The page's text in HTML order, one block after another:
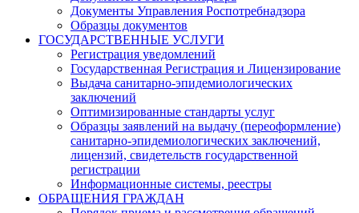
Документы Управления Роспотребнадзора
Образцы документов
ГОСУДАРСТВЕННЫЕ УСЛУГИ
Регистрация уведомлений
Государственная Регистрация и Лицензирование
Выдача санитарно-эпидемиологических
заключений
Оптимизированные стандарты услуг
Образцы заявлений на выдачу (переоформление)
санитарно-эпидемиологических заключений,
лицензий, свидетельств государственной
регистрации
Информационные системы, реестры
ОБРАЩЕНИЯ ГРАЖДАН